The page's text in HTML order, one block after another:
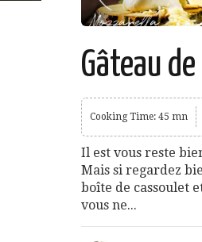
Gâteau
Cooking Time: 45 mn
Il est vous reste
Mais si regardez
boîte de cassoulet
vous ne...